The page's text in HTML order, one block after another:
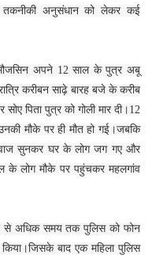
तकनीकी अनुसंधान को लेकर कई
मौजसिन अपने 12 साल के पुत्र अबू
करीबन साढ़े बारह बजे के करीब
पिता पुत्र को गोली मार दी।12
मौके पर ही मौत हो गई।जबकि
आवाज सुनकर घर के लोग जग गए और
के लोग मौके पर पहुंचकर महलगांव
से अधिक समय तक पुलिस को फोन
बाद एक महिला पुलिस